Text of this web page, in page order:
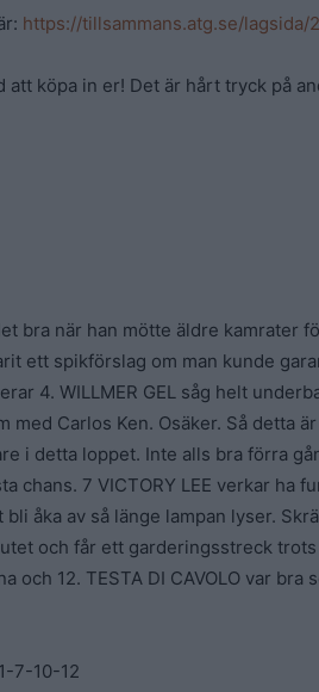
https://tillsammans.atg.se/lagsida/
att köpa in er! Det är hårt tryck på
bra när han mötte äldre kamrater
ett spikförslag om man kunde
4. WILLMER GEL såg helt
med Carlos Ken. Osäker. Så detta
i detta loppet. Inte alls bra förra
chans. 7 VICTORY LEE verkar ha
åka av så länge lampan lyser.
och får ett garderingsstreck trots
och 12. TESTA DI CAVOLO var bra
7-10-12